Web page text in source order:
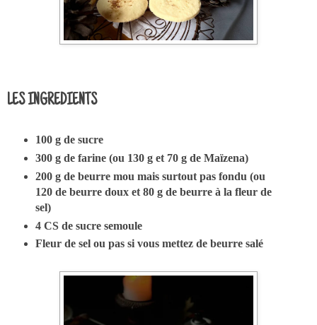
LES INGREDIENTS
100 g de sucre
300 g de farine (ou 130 g et 70 g de Maïzena)
200 g de beurre mou mais surtout pas fondu (ou
120 de beurre doux et 80 g de beurre à la fleur de
sel)
4 CS de sucre semoule
Fleur de sel ou pas si vous mettez de beurre salé